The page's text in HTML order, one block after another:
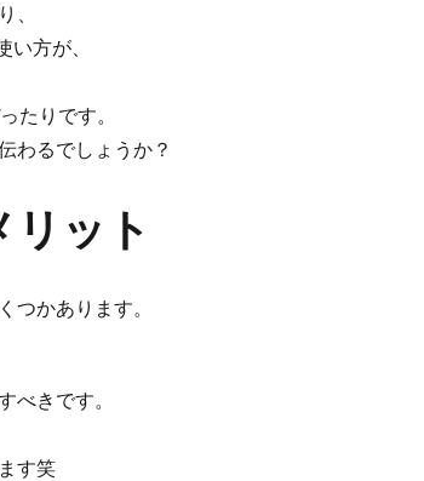
、
方が、
たりです。
わるでしょうか？
ット
つかあります。
べきです。
す笑